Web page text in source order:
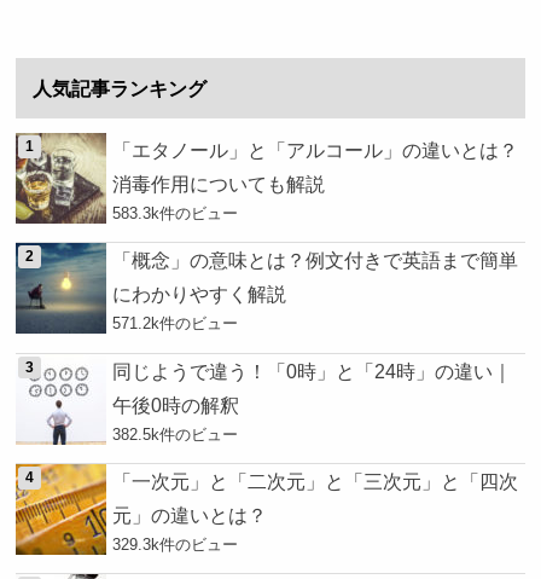
人気記事ランキング
「エタノール」と「アルコール」の違いとは？
消毒作用についても解説
583.3k件のビュー
「概念」の意味とは？例文付きで英語まで簡単
にわかりやすく解説
571.2k件のビュー
同じようで違う！「0時」と「24時」の違い｜
午後0時の解釈
382.5k件のビュー
「一次元」と「二次元」と「三次元」と「四次
元」の違いとは？
329.3k件のビュー